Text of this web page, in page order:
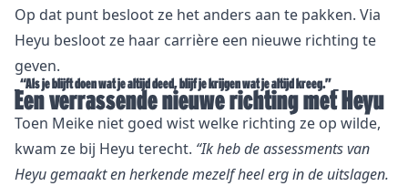
Op dat punt besloot ze het anders aan te pakken. Via
Heyu besloot ze haar carrière een nieuwe richting te
geven.
_“Als je blijft doen wat je altijd deed, blijf je krijgen wat je altijd kreeg.” _
Een verrassende nieuwe richting met Heyu
Toen Meike niet goed wist welke richting ze op wilde,
kwam ze bij Heyu terecht. “Ik heb de assessments van
Heyu gemaakt en herkende mezelf heel erg in de uitslagen.